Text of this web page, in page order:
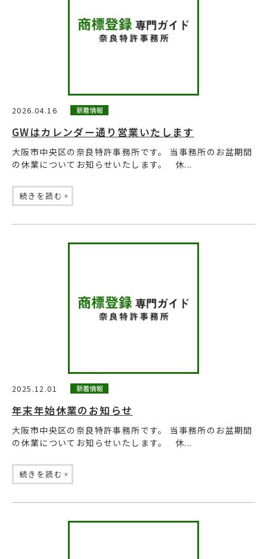
2026.04.16 新着情報
GWはカレンダー通り営業いたします
大阪市中央区の奈良特許事務所です。 当事務所のお盆期間
の休業についてお知らせいたします。 休...
続きを読む »
2025.12.01 新着情報
年末年始休業のお知らせ
大阪市中央区の奈良特許事務所です。 当事務所のお盆期間
の休業についてお知らせいたします。 休...
続きを読む »